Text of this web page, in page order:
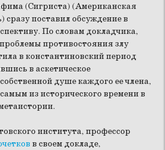
(Сигриста) (Американская
сразу поставил обсуждение в
По словам докладчика,
противостояния злу
в константиновский период
в аскетическое
душе каждого ее члена,
из исторического времени в
института, профессор
в своем докладе,